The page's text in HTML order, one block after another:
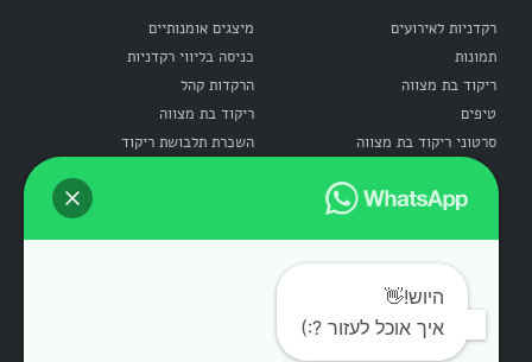
רקדניות לאירועים
תמונות
ריקוד בת מצווה
טיפים
סרטוני ריקוד בת מצווה
מיצגים אומנותיים
כניסה בליווי רקדניות
הרקדות קהל
ריקוד בת מצווה
השכרת תלבושת ריקוד
טיפים
איך להופיע בריקוד בת מצוה
טיפים לרחבת ריקודים קופצנית
המדריך לרקדנית המתחילה
היוש!👋
איך אוכל לעזור ?:)